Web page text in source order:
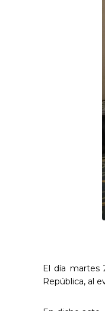
El día martes
República, al